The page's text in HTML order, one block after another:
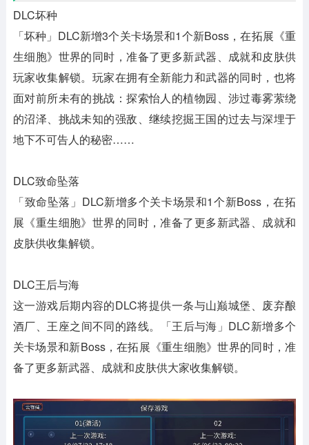
DLC坏种
「坏种」DLC新增3个关卡场景和1个新Boss，在拓展《重
生细胞》世界的同时，准备了更多新武器、成就和皮肤供
玩家收集解锁。玩家在拥有全新能力和武器的同时，也将
面对前所未有的挑战：探索怡人的植物园、涉过毒雾萦绕
的沼泽、挑战未知的强敌、继续挖掘王国的过去与深埋于
地下不可告人的秘密……
DLC致命坠落
「致命坠落」DLC新增多个关卡场景和1个新Boss，在拓
展《重生细胞》世界的同时，准备了更多新武器、成就和
皮肤供收集解锁。
DLC王后与海
这一游戏后期内容的DLC将提供一条与山巅城堡、废弃酿
酒厂、王座之间不同的路线。「王后与海」DLC新增多个
关卡场景和新Boss，在拓展《重生细胞》世界的同时，准
备了更多新武器、成就和皮肤供大家收集解锁。